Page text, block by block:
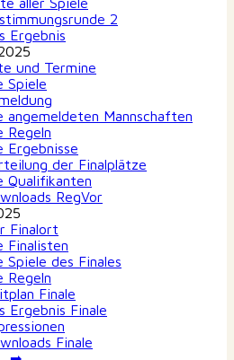
2
Ergebnis
und Termine
Spiele
angemeldeten Mannschaften
Regeln
Ergebnisse
der Finalplätze
Qualifikanten
RegVor
Finalort
Finalisten
Spiele des Finales
Regeln
Finale
Ergebnis Finale
Finale